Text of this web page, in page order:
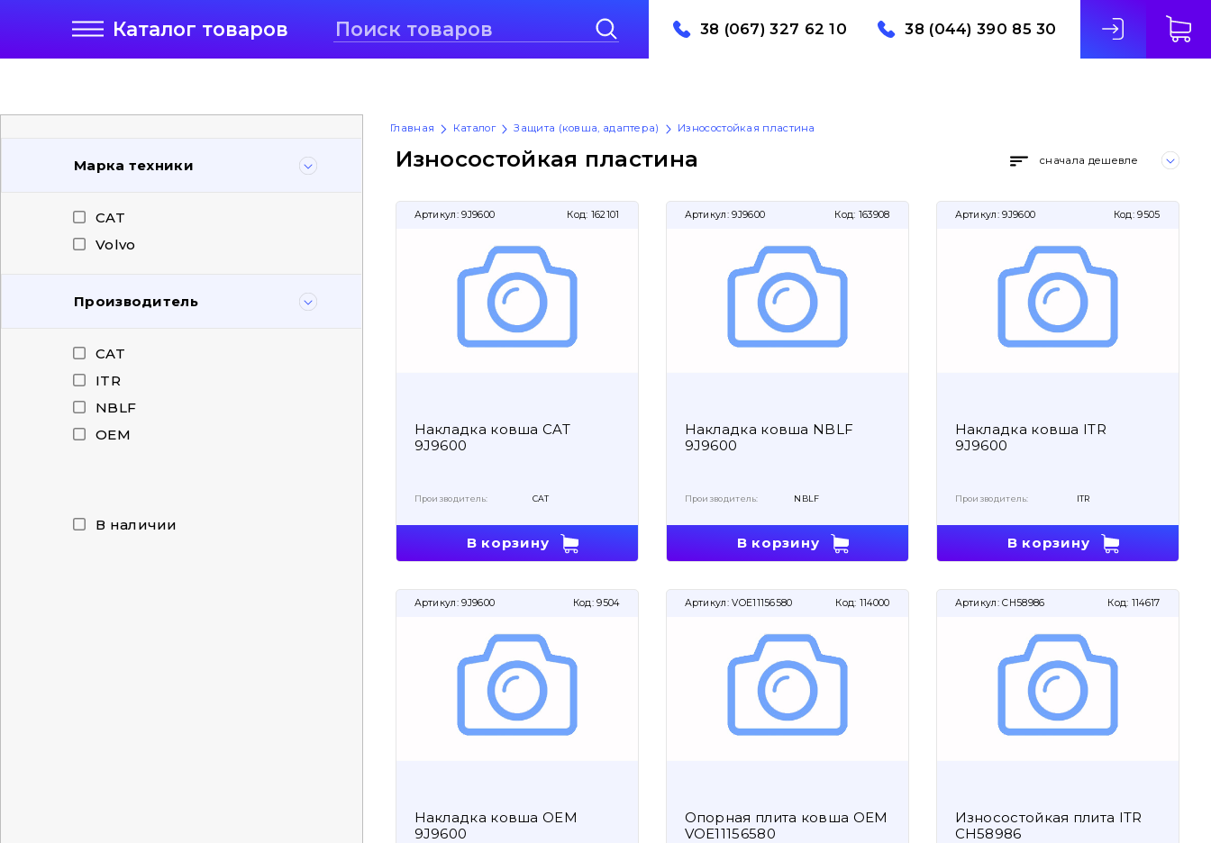
Каталог товаров 38 (067) 327 62 10 38 (044) 390 85 30
Марка техники
CAT
Volvo
Производитель
CAT
ITR
NBLF
OEM
В наличии
Главная Каталог Защита (ковша, адаптера) Износостойкая пластина
Износостойкая пластина сначала дешевле
Артикул: 9J9600 Код: 162101
Накладка ковша CAT
9J9600
Производитель: CAT
В корзину
Артикул: 9J9600 Код: 163908
Накладка ковша NBLF
9J9600
Производитель: NBLF
В корзину
Артикул: 9J9600 Код: 9505
Накладка ковша ITR
9J9600
Производитель: ITR
В корзину
Артикул: 9J9600 Код: 9504
Накладка ковша OEM
9J9600
Артикул: VOE11156580 Код: 114000
Опорная плита ковша OEM
VOE11156580
Артикул: CH58986 Код: 114617
Износостойкая плита ITR
CH58986